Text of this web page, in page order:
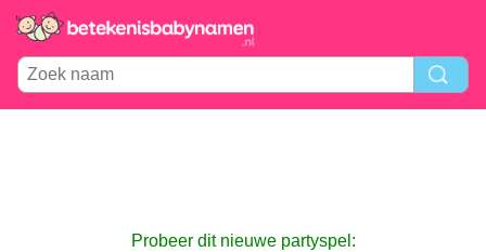
Probeer dit nieuwe partyspel: